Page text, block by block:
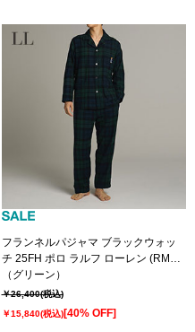
フランネルパジャマ ブラックウォッ
チ 25FH ポロ ラルフ ローレン (RM6-
C102）
（グリーン）
￥26,400(税込)
￥15,840(税込)[40% OFF]